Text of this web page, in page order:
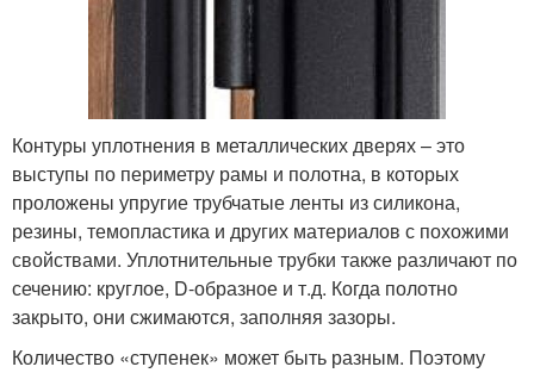
Контуры уплотнения в металлических дверях – это
выступы по периметру рамы и полотна, в которых
проложены упругие трубчатые ленты из силикона,
резины, темопластика и других материалов с похожими
свойствами. Уплотнительные трубки также различают по
сечению: круглое, D-образное и т.д. Когда полотно
закрыто, они сжимаются, заполняя зазоры.
Количество «ступенек» может быть разным. Поэтому